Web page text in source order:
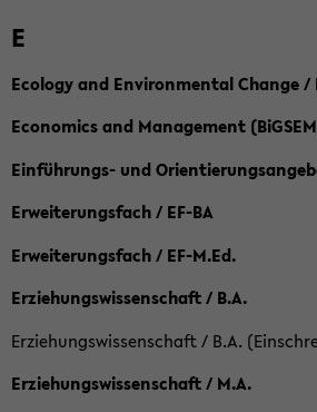
E
Ecology and Environmental Change /
Economics and Management
Einführungs- und
Erweiterungsfach / EF-BA
Erweiterungsfach / EF-M.Ed.
Erziehungswissenschaft / B.A.
Erziehungswissenschaft / B.A.
Erziehungswissenschaft / M.A.